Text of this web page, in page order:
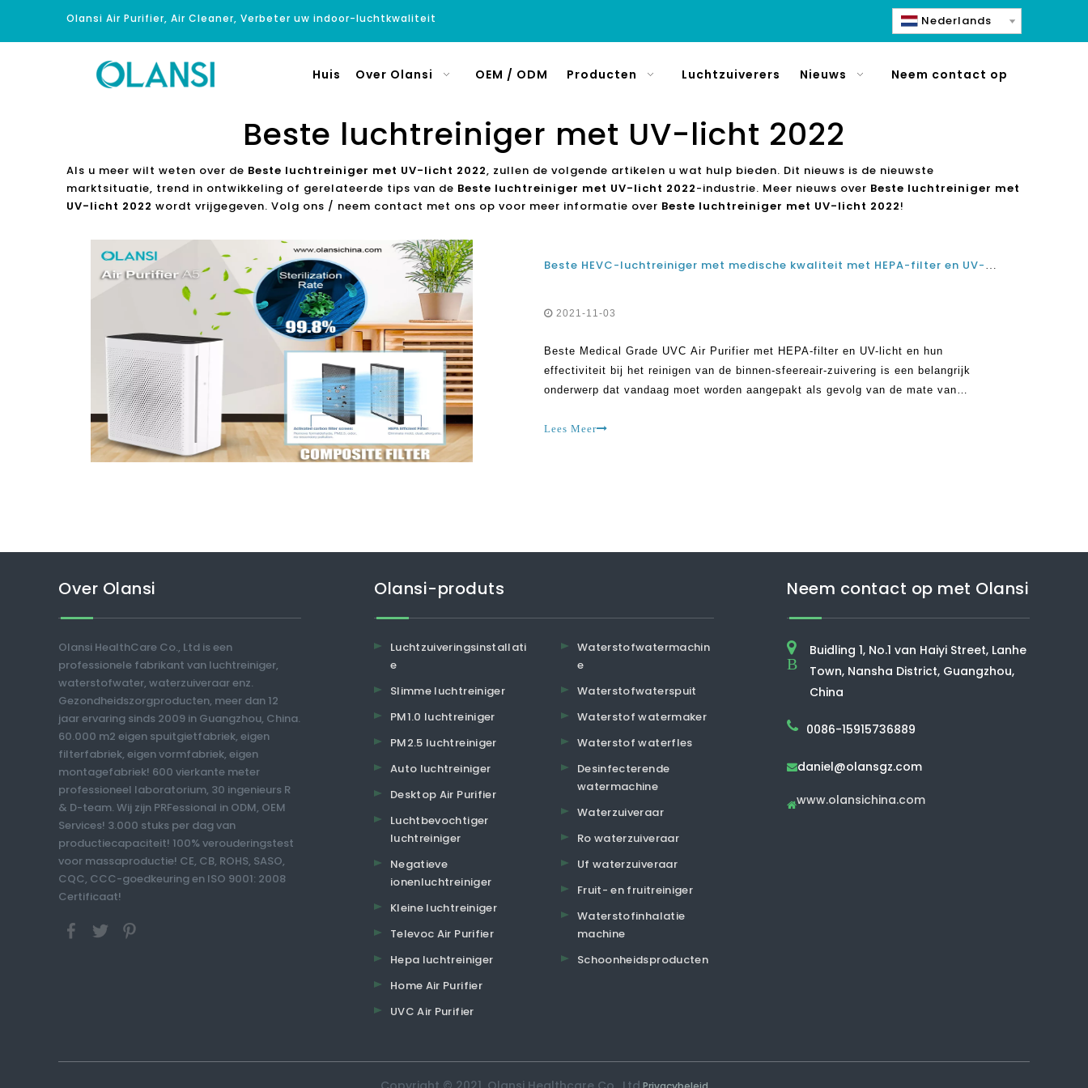
Olansi Air Purifier, Air Cleaner, Verbeter uw indoor-luchtkwaliteit Nederlands
Huis Over Olansi OEM / ODM Producten Luchtzuiverers Nieuws Neem contact op
Beste luchtreiniger met UV-licht 2022
Als u meer wilt weten over de Beste luchtreiniger met UV-licht 2022, zullen de volgende artikelen u wat hulp bieden. Dit nieuws is de nieuwste
marktsituatie, trend in ontwikkeling of gerelateerde tips van de Beste luchtreiniger met UV-licht 2022-industrie. Meer nieuws over Beste luchtreiniger met
UV-licht 2022 wordt vrijgegeven. Volg ons / neem contact met ons op voor meer informatie over Beste luchtreiniger met UV-licht 2022!
Beste HEVC-luchtreiniger met medische kwaliteit met HEPA-filter en UV-licht en hun effectiviteit bij het reinigen van de overdekte sfeer
2021-11-03
Beste Medical Grade UVC Air Purifier met HEPA-filter en UV-licht en hun
effectiviteit bij het reinigen van de binnen-sfeereair-zuivering is een belangrijk
onderwerp dat vandaag moet worden aangepakt als gevolg van de mate van
behoorlijk populair.
Lees Meer
Over Olansi
Olansi HealthCare Co., Ltd is een
professionele fabrikant van luchtreiniger,
waterstofwater, waterzuiveraar enz.
Gezondheidszorgproducten, meer dan 12
jaar ervaring sinds 2009 in Guangzhou, China.
60.000 m2 eigen spuitgietfabriek, eigen
filterfabriek, eigen vormfabriek, eigen
montagefabriek! 600 vierkante meter
professioneel laboratorium, 30 ingenieurs R
& D-team. Wij zijn PRFessional in ODM, OEM
Services! 3.000 stuks per dag van
productiecapaciteit! 100% verouderingstest
voor massaproductie! CE, CB, ROHS, SASO,
CQC, CCC-goedkeuring en ISO 9001: 2008
Certificaat!
Olansi-produts
Luchtzuiveringsinstallati
e
Slimme luchtreiniger
PM1.0 luchtreiniger
PM2.5 luchtreiniger
Auto luchtreiniger
Desktop Air Purifier
Luchtbevochtiger
luchtreiniger
Negatieve
ionenluchtreiniger
Kleine luchtreiniger
Televoc Air Purifier
Hepa luchtreiniger
Home Air Purifier
UVC Air Purifier
Waterstofwatermachin
e
Waterstofwaterspuit
Waterstof watermaker
Waterstof waterfles
Desinfecterende
watermachine
Waterzuiveraar
Ro waterzuiveraar
Uf waterzuiveraar
Fruit- en fruitreiniger
Waterstofinhalatie
machine
Schoonheidsproducten
Neem contact op met Olansi
B
Buidling 1, No.1 van Haiyi Street, Lanhe
Town, Nansha District, Guangzhou,
China
0086-15915736889
daniel@olansgz.com
www.olansichina.com